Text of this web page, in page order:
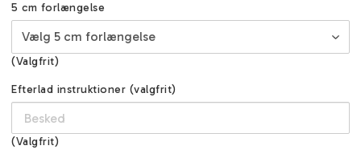
5 cm forlængelse
(Valgfrit)
Efterlad instruktioner (valgfrit)
(Valgfrit)